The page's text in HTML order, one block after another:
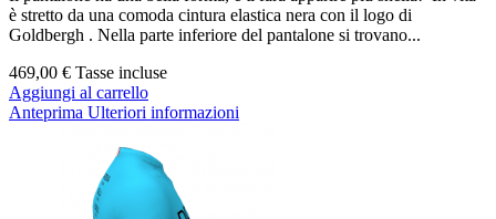
è stretto da una comoda cintura elastica nera con il logo di
Goldbergh . Nella parte inferiore del pantalone si trovano...
469,00 € Tasse incluse
Aggiungi al carrello
Anteprima Ulteriori informazioni